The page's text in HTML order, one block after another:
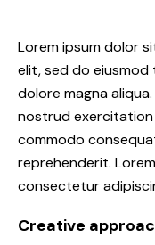
Lorem ipsum dolor
elit, sed do
dolore magna
nostrud exercitation
commodo
reprehenderit.
consectetur
Creative